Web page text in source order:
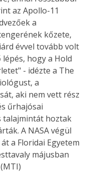
az Apollo-11
a
kőzete,
évvel tovább volt
hogy a Hold
- idézte a The
a
aki nem vett rész
űrhajósai
talajmintát hoztak
A NASA végül
a Floridai Egyetem
májusban